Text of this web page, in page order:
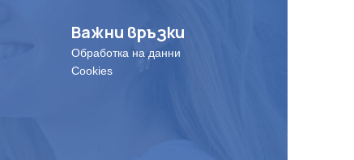
Важни връзки
Обработка на данни
Cookies